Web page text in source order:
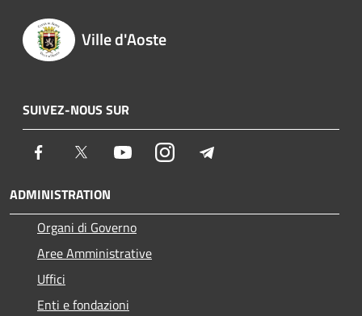
Ville d'Aoste
SUIVEZ-NOUS SUR
Facebook Twitter YoutubeInstagram
ADMINISTRATION
Organi di Governo
Aree Amministrative
Uffici
Enti e fondazioni